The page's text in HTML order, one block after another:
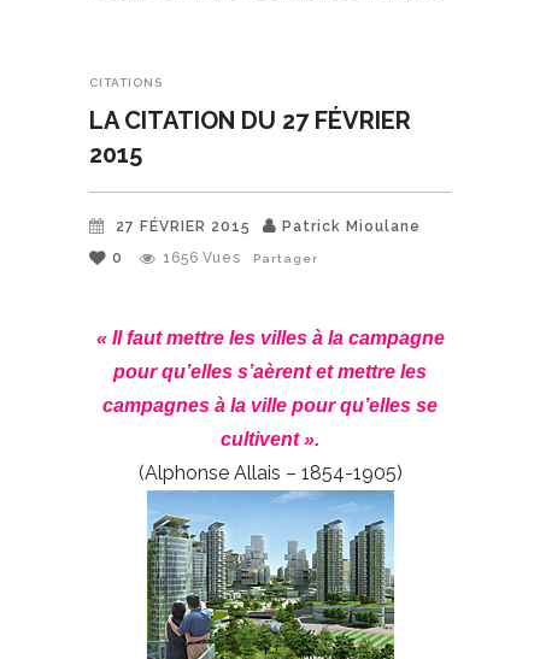
CITATIONS
LA CITATION DU 27 FÉVRIER
2015
27 FÉVRIER 2015
Patrick Mioulane
0
1656 Vues Partager
« Il faut mettre les villes à la campagne
pour qu’elles s’aèrent et mettre les
campagnes à la ville pour qu’elles se
cultivent ».
(Alphonse Allais – 1854-1905)